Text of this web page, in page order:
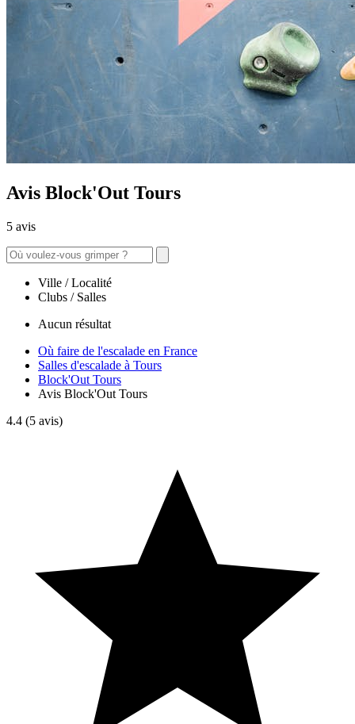
Avis Block'Out Tours
5 avis
Ville / Localité
Clubs / Salles
Aucun résultat
Où faire de l'escalade en France
Salles d'escalade à Tours
Block'Out Tours
Avis Block'Out Tours
4.4 (5 avis)